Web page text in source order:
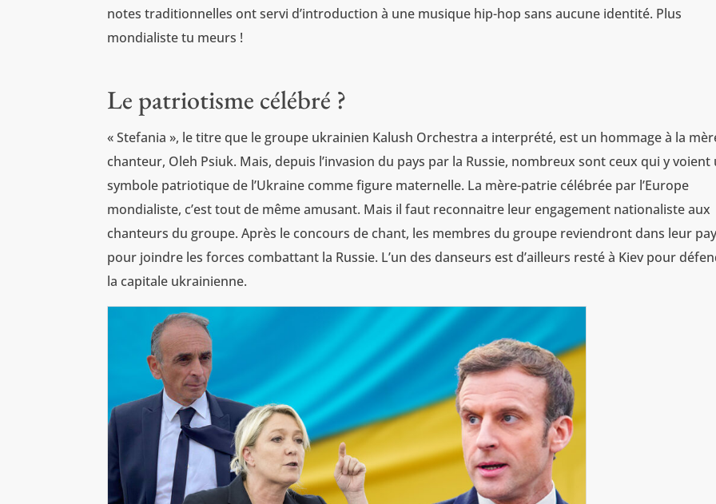
notes traditionnelles ont servi d’introduction à une musique hip-hop sans aucune identité. Plus
mondialiste tu meurs !
Le patriotisme célébré ?
« Stefania », le titre que le groupe ukrainien Kalush Orchestra a interprété, est un hommage à la
chanteur, Oleh Psiuk. Mais, depuis l’invasion du pays par la Russie, nombreux sont ceux qui y voient
symbole patriotique de l’Ukraine comme figure maternelle. La mère-patrie célébrée par l’Europe
mondialiste, c’est tout de même amusant. Mais il faut reconnaitre leur engagement nationaliste aux
chanteurs du groupe. Après le concours de chant, les membres du groupe reviendront dans leur
pour joindre les forces combattant la Russie. L’un des danseurs est d’ailleurs resté à Kiev pour
la capitale ukrainienne.